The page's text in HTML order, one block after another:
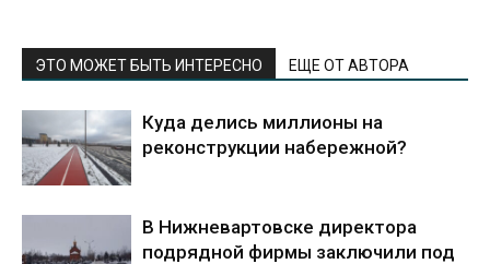
ЭТО МОЖЕТ БЫТЬ ИНТЕРЕСНО ЕЩЕ ОТ АВТОРА
Куда делись миллионы на
реконструкции набережной?
В Нижневартовске директора
подрядной фирмы заключили под